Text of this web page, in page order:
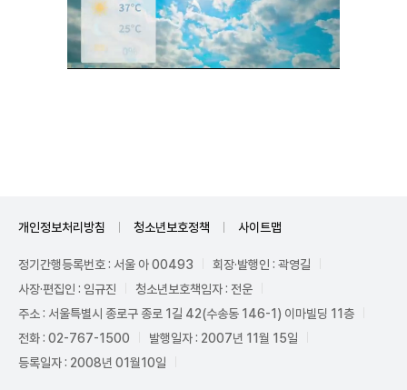
개인정보처리방침 청소년보호정책 사이트맵
정기간행등록번호 : 서울 아 00493
회장·발행인 : 곽영길
사장·편집인 : 임규진
청소년보호책임자 : 전운
주소 : 서울특별시 종로구 종로 1길 42(수송동 146-1) 이마빌딩 11층
전화 : 02-767-1500
발행일자 : 2007년 11월 15일
등록일자 : 2008년 01월10일